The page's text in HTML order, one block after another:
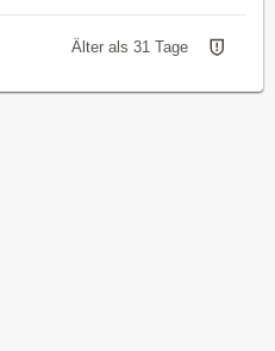
Älter als 31 Tage